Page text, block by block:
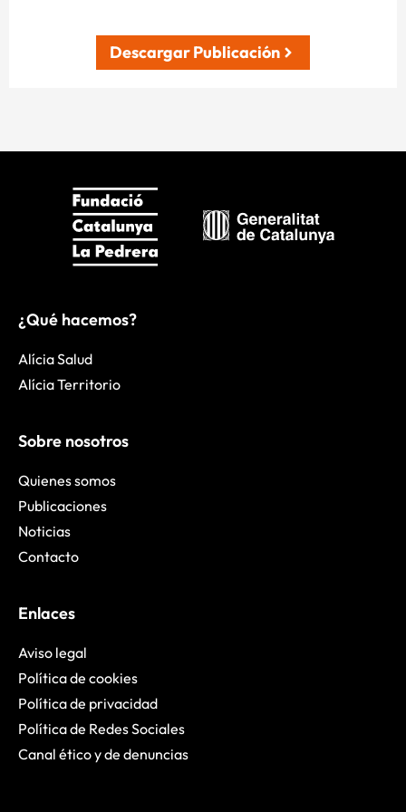
Descargar Publicación
¿Qué hacemos?
Alícia Salud
Alícia Territorio
Sobre nosotros
Quienes somos
Publicaciones
Noticias
Contacto
Enlaces
Aviso legal
Política de cookies
Política de privacidad
Política de Redes Sociales
Canal ético y de denuncias